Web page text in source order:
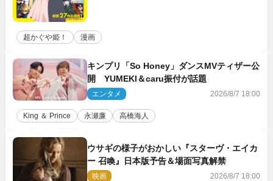
超かぐや姫！ 漫画
キンプリ「So Honey」ダンスMVティザー公
開 YUMEKI＆caru振付が話題
エンタメ 2026/8/7 18:00
King ＆ Prince 永瀬廉 高橋海人
ウサギの様子がおかしい『スターヴ・エイカ
ー 召喚』日本版予告＆場面写真解禁
映画 2026/8/7 18:00